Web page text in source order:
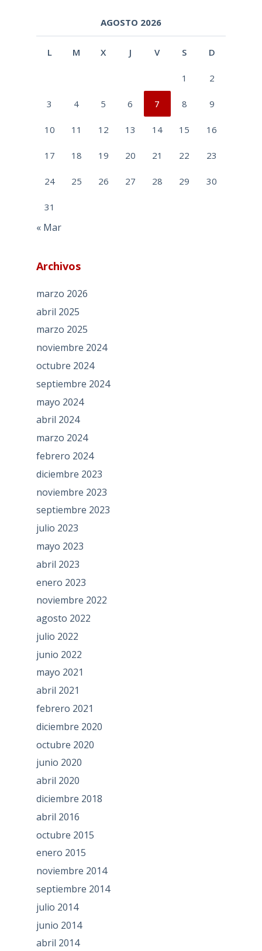
AGOSTO 2026
L M X J V S D
1 2
3 4 5 6 7 8 9
10 11 12 13 14 15 16
17 18 19 20 21 22 23
24 25 26 27 28 29 30
31
« Mar
Archivos
marzo 2026
abril 2025
marzo 2025
noviembre 2024
octubre 2024
septiembre 2024
mayo 2024
abril 2024
marzo 2024
febrero 2024
diciembre 2023
noviembre 2023
septiembre 2023
julio 2023
mayo 2023
abril 2023
enero 2023
noviembre 2022
agosto 2022
julio 2022
junio 2022
mayo 2021
abril 2021
febrero 2021
diciembre 2020
octubre 2020
junio 2020
abril 2020
diciembre 2018
abril 2016
octubre 2015
enero 2015
noviembre 2014
septiembre 2014
julio 2014
junio 2014
abril 2014